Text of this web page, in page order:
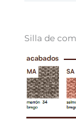
Silla de